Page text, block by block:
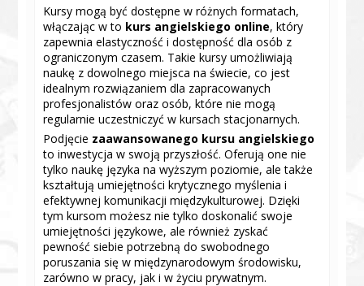
Kursy mogą być dostępne w różnych formatach,
włączając w to kurs angielskiego online, który
zapewnia elastyczność i dostępność dla osób z
ograniczonym czasem. Takie kursy umożliwiają
naukę z dowolnego miejsca na świecie, co jest
idealnym rozwiązaniem dla zapracowanych
profesjonalistów oraz osób, które nie mogą
regularnie uczestniczyć w kursach stacjonarnych.
Podjęcie zaawansowanego kursu angielskiego
to inwestycja w swoją przyszłość. Oferują one nie
tylko naukę języka na wyższym poziomie, ale także
kształtują umiejętności krytycznego myślenia i
efektywnej komunikacji międzykulturowej. Dzięki
tym kursom możesz nie tylko doskonalić swoje
umiejętności językowe, ale również zyskać
pewność siebie potrzebną do swobodnego
poruszania się w międzynarodowym środowisku,
zarówno w pracy, jak i w życiu prywatnym.